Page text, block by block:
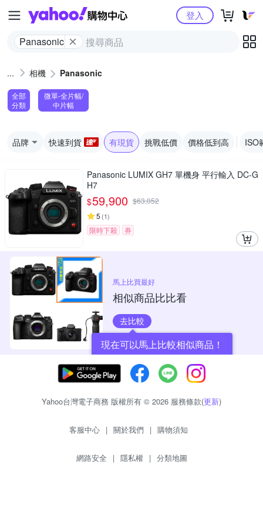
Yahoo購物中心
Panasonic
登入
相機 Panasonic
全部
分類
微單-全片幅/
中片幅
品牌 快速到貨 有現貨 挑戰低價 價格低到高 ISO
Panasonic LUMIX GH7 單機身 平行輸入 DC-G
H7
$59,900 $63,052
5 (1)
限時下殺 券
馬上比買最好
相似商品比比看
去比較
現在可以馬上比較相似商品！
Yahoo台灣電子商務 版權所有 © 2026 服務條款(更新)
客服中心 | 關於我們 | 購物須知
網路安全 | 隱私權 | 分類地圖